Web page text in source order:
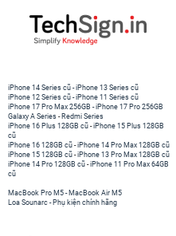
iPhone 14 Series cũ -iPhone 13 Series cũ
iPhone 12 Series cũ -iPhone 11 Series cũ
iPhone 17 Pro Max 256GB -iPhone 17 Pro 256GB
Galaxy A Series - Redmi Series
iPhone 16 Plus 128GB cũ -iPhone 15 Plus 128GB
cũ
iPhone 16 128GB cũ -iPhone 14 Pro Max 128GB cũ
iPhone 15 128GB cũ -iPhone 13 Pro Max 128GB cũ
iPhone 14 Pro 128GB cũ -iPhone 11 Pro Max 64GB
cũ
MacBook Pro M5 - MacBook Air M5
Loa Sounarc - Phụ kiện chính hãng